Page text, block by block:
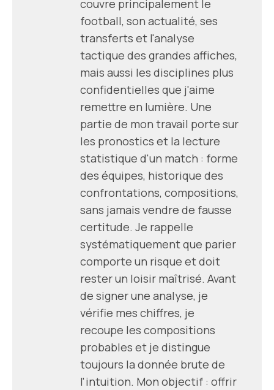
couvre principalement le
football, son actualité, ses
transferts et l'analyse
tactique des grandes affiches,
mais aussi les disciplines plus
confidentielles que j'aime
remettre en lumière. Une
partie de mon travail porte sur
les pronostics et la lecture
statistique d'un match : forme
des équipes, historique des
confrontations, compositions,
sans jamais vendre de fausse
certitude. Je rappelle
systématiquement que parier
comporte un risque et doit
rester un loisir maîtrisé. Avant
de signer une analyse, je
vérifie mes chiffres, je
recoupe les compositions
probables et je distingue
toujours la donnée brute de
l'intuition. Mon objectif : offrir